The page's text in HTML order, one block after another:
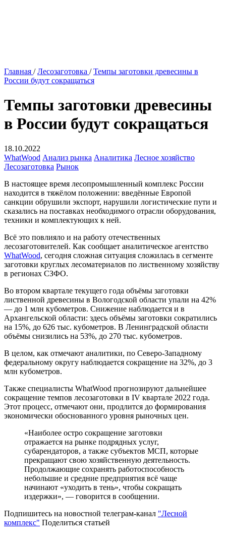
Главная / Лесозаготовка / Темпы заготовки древесины в
России будут сокращаться
Темпы заготовки древесины
в России будут сокращаться
18.10.2022
WhatWood Анализ рынка Аналитика Лесное хозяйство
Лесозаготовка Рынок
В настоящее время лесопромышленный комплекс России
находится в тяжёлом положении: введённые Европой
санкции обрушили экспорт, нарушили логистические пути и
сказались на поставках необходимого отрасли оборудования,
техники и комплектующих к ней.
Всё это повлияло и на работу отечественных
лесозаготовителей. Как сообщает аналитическое агентство
WhatWood, сегодня сложная ситуация сложилась в сегменте
заготовки круглых лесоматериалов по лиственному хозяйству
в регионах СЗФО.
Во втором квартале текущего года объёмы заготовки
лиственной древесины в Вологодской области упали на 42%
— до 1 млн кубометров. Снижение наблюдается и в
Архангельской области: здесь объёмы заготовки сократились
на 15%, до 626 тыс. кубометров. В Ленинградской области
объёмы снизились на 53%, до 270 тыс. кубометров.
В целом, как отмечают аналитики, по Северо-Западному
федеральному округу наблюдается сокращение на 32%, до 3
млн кубометров.
Также специалисты WhatWood прогнозируют дальнейшее
сокращение темпов лесозаготовки в IV квартале 2022 года.
Этот процесс, отмечают они, продлится до формирования
экономически обоснованного уровня рыночных цен.
«Наиболее остро сокращение заготовки
отражается на рынке подрядных услуг,
субарендаторов, а также субъектов МСП, которые
прекращают свою хозяйственную деятельность.
Продолжающие сохранять работоспособность
небольшие и средние предприятия всё чаще
начинают «уходить в тень», чтобы сокращать
издержки», — говорится в сообщении.
Подпишитесь на новостной телеграм-канал "Лесной
комплекс" Поделиться статьей